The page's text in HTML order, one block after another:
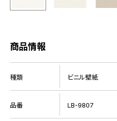
商品情報
種類 ビニル壁紙
品番 LB-9807